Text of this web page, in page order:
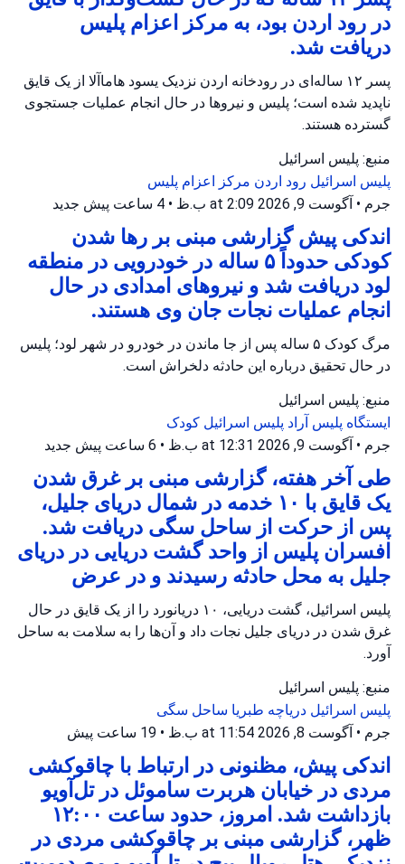
در رود اردن بود، به مرکز اعزام پلیس
دریافت شد.
پسر ۱۲ ساله‌ای در رودخانه اردن نزدیک یسود هاماآلا از یک قایق
ناپدید شده است؛ پلیس و نیروها در حال انجام عملیات جستجوی
گسترده هستند.
منبع: پلیس اسرائیل
پلیس اسرائیل رود اردن مرکز اعزام پلیس
جرم • آگوست 9, 2026 at 2:09 ب.ظ • 4 ساعت پیش جدید
اندکی پیش گزارشی مبنی بر رها شدن
کودکی حدوداً ۵ ساله در خودرویی در منطقه
لود دریافت شد و نیروهای امدادی در حال
انجام عملیات نجات جان وی هستند.
مرگ کودک ۵ ساله پس از جا ماندن در خودرو در شهر لود؛ پلیس
در حال تحقیق درباره این حادثه دلخراش است.
منبع: پلیس اسرائیل
ایستگاه پلیس آراد پلیس اسرائیل کودک
جرم • آگوست 9, 2026 at 12:31 ب.ظ • 6 ساعت پیش جدید
طی آخر هفته، گزارشی مبنی بر غرق شدن
یک قایق با ۱۰ خدمه در شمال دریای جلیل،
پس از حرکت از ساحل سگی دریافت شد.
افسران پلیس از واحد گشت دریایی در دریای
جلیل به محل حادثه رسیدند و در عرض
پلیس اسرائیل، گشت دریایی، ۱۰ دریانورد را از یک قایق در حال
غرق شدن در دریای جلیل نجات داد و آن‌ها را به سلامت به ساحل
آورد.
منبع: پلیس اسرائیل
پلیس اسرائیل دریاچه طبریا ساحل سگی
جرم • آگوست 8, 2026 at 11:54 ب.ظ • 19 ساعت پیش
اندکی پیش، مظنونی در ارتباط با چاقوکشی
مردی در خیابان هربرت ساموئل در تل‌آویو
بازداشت شد. امروز، حدود ساعت ۱۲:۰۰
ظهر، گزارشی مبنی بر چاقوکشی مردی در